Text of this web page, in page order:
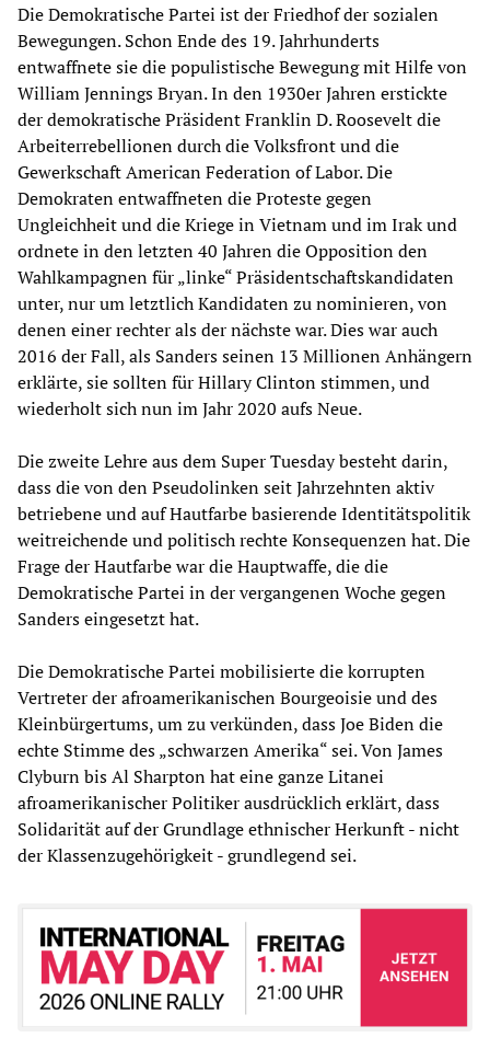
Die Demokratische Partei ist der Friedhof der sozialen
Bewegungen. Schon Ende des 19. Jahrhunderts
entwaffnete sie die populistische Bewegung mit Hilfe von
William Jennings Bryan. In den 1930er Jahren erstickte
der demokratische Präsident Franklin D. Roosevelt die
Arbeiterrebellionen durch die Volksfront und die
Gewerkschaft American Federation of Labor. Die
Demokraten entwaffneten die Proteste gegen
Ungleichheit und die Kriege in Vietnam und im Irak und
ordnete in den letzten 40 Jahren die Opposition den
Wahlkampagnen für „linke“ Präsidentschaftskandidaten
unter, nur um letztlich Kandidaten zu nominieren, von
denen einer rechter als der nächste war. Dies war auch
2016 der Fall, als Sanders seinen 13 Millionen Anhängern
erklärte, sie sollten für Hillary Clinton stimmen, und
wiederholt sich nun im Jahr 2020 aufs Neue.
Die zweite Lehre aus dem Super Tuesday besteht darin,
dass die von den Pseudolinken seit Jahrzehnten aktiv
betriebene und auf Hautfarbe basierende Identitätspolitik
weitreichende und politisch rechte Konsequenzen hat. Die
Frage der Hautfarbe war die Hauptwaffe, die die
Demokratische Partei in der vergangenen Woche gegen
Sanders eingesetzt hat.
Die Demokratische Partei mobilisierte die korrupten
Vertreter der afroamerikanischen Bourgeoisie und des
Kleinbürgertums, um zu verkünden, dass Joe Biden die
echte Stimme des „schwarzen Amerika“ sei. Von James
Clyburn bis Al Sharpton hat eine ganze Litanei
afroamerikanischer Politiker ausdrücklich erklärt, dass
Solidarität auf der Grundlage ethnischer Herkunft - nicht
der Klassenzugehörigkeit - grundlegend sei.